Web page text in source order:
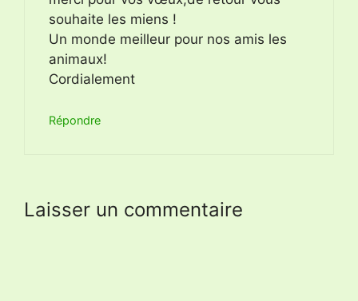
souhaite les miens !
Un monde meilleur pour nos amis les
animaux!
Cordialement
Répondre
Laisser un commentaire